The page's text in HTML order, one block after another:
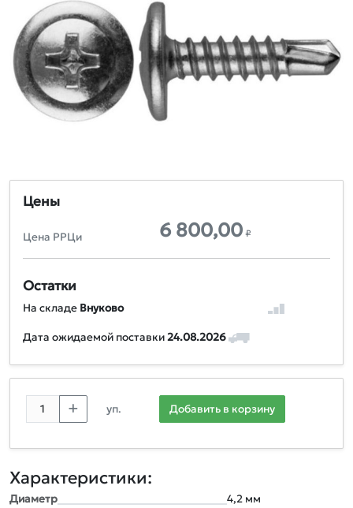
Цены
Цена РРЦи 6 800,00 ₽
Остатки
На складе Внуково
Дата ожидаемой поставки24.08.2026
уп. Добавить в корзину
Характеристики:
Диаметр
4,2 мм